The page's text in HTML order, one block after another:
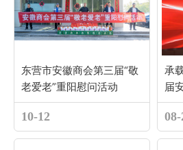
东营市安徽商会第三届“敬
老爱老”重阳慰问活动
10-12
承
届
晚